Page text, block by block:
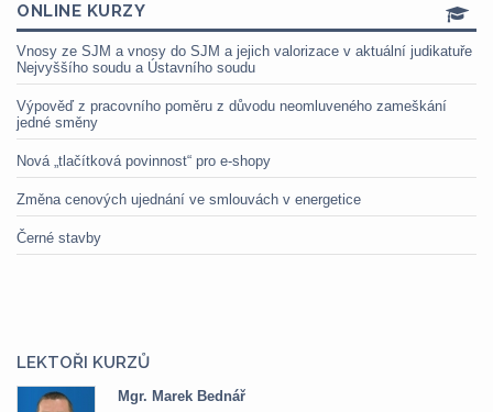
ONLINE KURZY
Vnosy ze SJM a vnosy do SJM a jejich valorizace v aktuální judikatuře
Nejvyššího soudu a Ústavního soudu
Výpověď z pracovního poměru z důvodu neomluveného zameškání
jedné směny
Nová „tlačítková povinnost“ pro e-shopy
Změna cenových ujednání ve smlouvách v energetice
Černé stavby
LEKTOŘI KURZŮ
Mgr. Marek Bednář